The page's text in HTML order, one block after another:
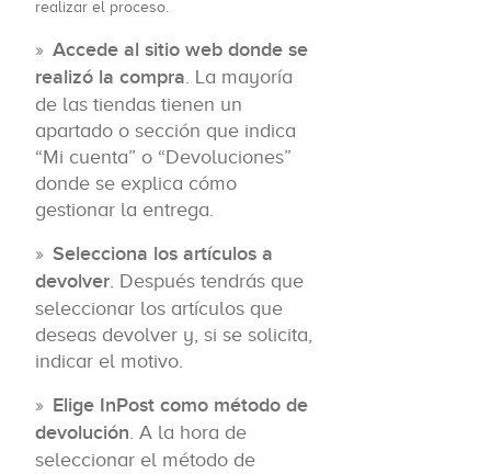
realizar el proceso.
Accede al sitio web donde se
realizó la compra. La mayoría
de las tiendas tienen un
apartado o sección que indica
“Mi cuenta” o “Devoluciones”
donde se explica cómo
gestionar la entrega.
Selecciona los artículos a
devolver. Después tendrás que
seleccionar los artículos que
deseas devolver y, si se solicita,
indicar el motivo.
Elige InPost como método de
devolución. A la hora de
seleccionar el método de